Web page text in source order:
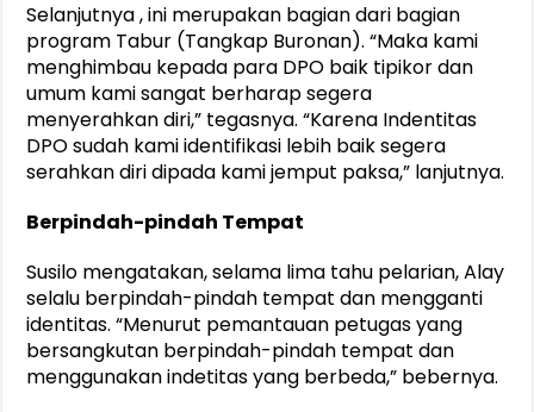
Selanjutnya , ini merupakan bagian dari bagian
program Tabur (Tangkap Buronan). “Maka kami
menghimbau kepada para DPO baik tipikor dan
umum kami sangat berharap segera
menyerahkan diri,” tegasnya. “Karena Indentitas
DPO sudah kami identifikasi lebih baik segera
serahkan diri dipada kami jemput paksa,” lanjutnya.
Berpindah-pindah Tempat
Susilo mengatakan, selama lima tahu pelarian, Alay
selalu berpindah-pindah tempat dan mengganti
identitas. “Menurut pemantauan petugas yang
bersangkutan berpindah-pindah tempat dan
menggunakan indetitas yang berbeda,” bebernya.